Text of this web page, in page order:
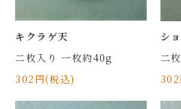
キクラゲ天
二枚入り 一枚約40g
302円(税込)
シ
二